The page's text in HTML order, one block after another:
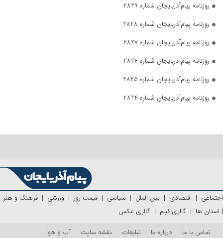
روزنامه پیام‌آذربایجان شماره 2829
روزنامه پیام‌آذربایجان شماره 2828
روزنامه پیام‌آذربایجان شماره 2827
روزنامه پیام‌آذربایجان شماره 2826
روزنامه پیام‌آذربایجان شماره 2825
روزنامه پیام‌آذربایجان شماره 2824
اجتماعی | اقتصادی | بین الملل | سیاسی | قیمت روز| ورزشی | فرهنگ و هنر
| استان ها | گالری فیلم | گالری عکس
تماس با ما
درباره ما تبلیغات نقشه سایت آب و هوا